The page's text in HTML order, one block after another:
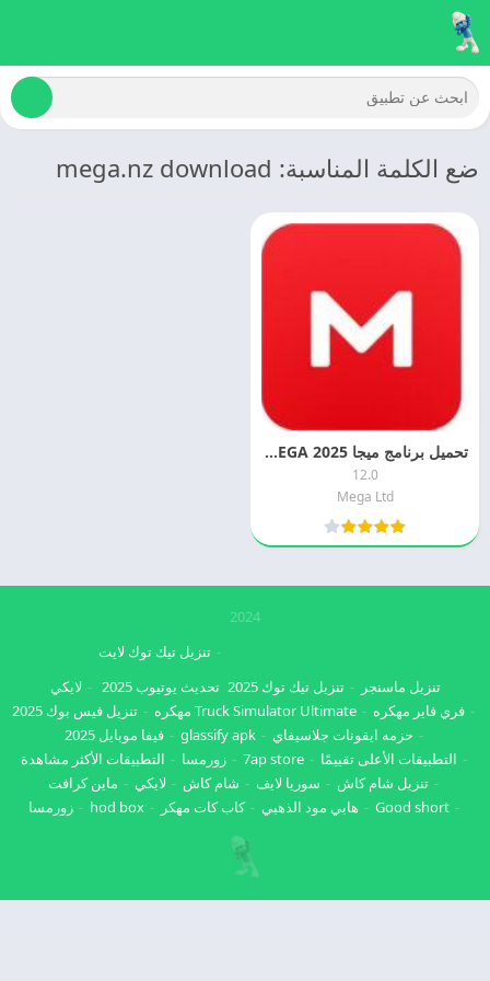
ضع الكلمة المناسبة: mega.nz download
تحميل برنامج ميجا 2025 MEGA اخر اصدار مجانا
12.0
Mega Ltd
2024
تنزيل ماسنجر تنزيل تيك توك 2025
تنزيل تيك توك لايت
تحديث يوتيوب 2025
لايكي
فري فاير مهكره
Truck Simulator Ultimate مهكره
تنزيل فيس بوك 2025
حزمه ايقونات جلاسيفاي
glassify apk
فيفا موبايل 2025
التطبيقات الأعلى تقييمًا
7ap store زورمسا
التطبيقات الأكثر مشاهدة
تنزيل شام كاش
سوريا لايف شام كاش لايكي
ماين كرافت
Good short
هابي مود الذهبي كاب كات مهكر hod box زورمسا